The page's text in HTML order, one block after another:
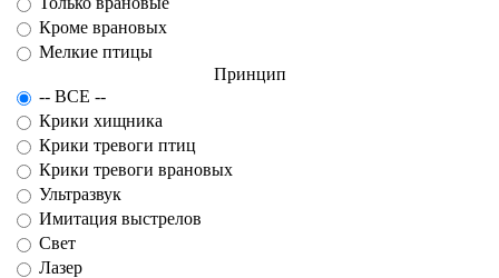
Кроме врановых
Мелкие птицы
Принцип
-- ВСЕ --
Крики хищника
Крики тревоги птиц
Крики тревоги врановых
Ультразвук
Имитация выстрелов
Свет
Лазер